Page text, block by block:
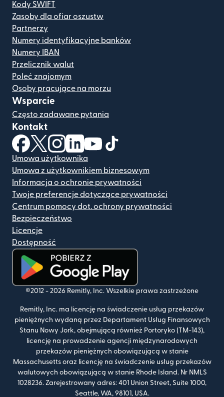
Kody SWIFT
Zasoby dla ofiar oszustw
Partnerzy
Numery identyfikacyjne banków
Numery IBAN
Przelicznik walut
Poleć znajomym
Osoby pracujące na morzu
Wsparcie
Często zadawane pytania
Kontakt
(otwiera się w nowym oknie)
(otwiera się w nowym oknie)
(otwiera się w nowym oknie)
(otwiera się w nowym oknie)
(otwiera się w nowym oknie)
Umowa użytkownika
Umowa z użytkownikiem biznesowym
Informacja o ochronie prywatności
Twoje preferencje dotyczące prywatności
Centrum pomocy dot. ochrony prywatności
Bezpieczeństwo
Licencje
Dostępność
(otwiera się w nowym oknie)
©2012 - 2026 Remitly, Inc. Wszelkie prawa zastrzeżone
Remitly, Inc. ma licencję na świadczenie usług przekazów
pieniężnych wydaną przez Departament Usług Finansowych
Stanu Nowy Jork, obejmującą również Portoryko (TM-143),
licencję na prowadzenie agencji międzynarodowych
przekazów pieniężnych obowiązującą w stanie
Massachusetts oraz licencję na świadczenie usług przekazów
walutowych obowiązującą w stanie Rhode Island. Nr NMLS
1028236. Zarejestrowany adres: 401 Union Street, Suite 1000,
Seattle, WA, 98101, USA.